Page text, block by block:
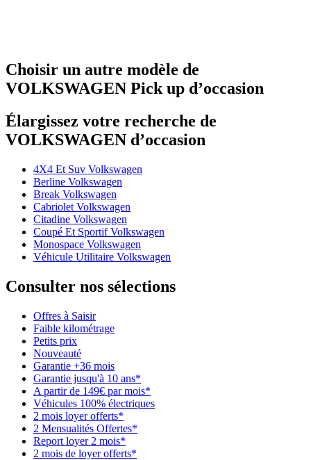
Choisir un autre modèle de
VOLKSWAGEN Pick up d’occasion
Élargissez votre recherche de
VOLKSWAGEN d’occasion
4X4 Et Suv Volkswagen
Berline Volkswagen
Break Volkswagen
Cabriolet Volkswagen
Citadine Volkswagen
Coupé Et Sportif Volkswagen
Monospace Volkswagen
Véhicule Utilitaire Volkswagen
Consulter nos sélections
Offres à Saisir
Faible kilométrage
Petits prix
Nouveauté
Garantie +36 mois
Garantie jusqu'à 10 ans*
A partir de 149€ par mois*
Véhicules 100% électriques
2 mois loyer offerts*
2 Mensualités Offertes*
Report loyer 2 mois*
2 mois de loyer offerts*